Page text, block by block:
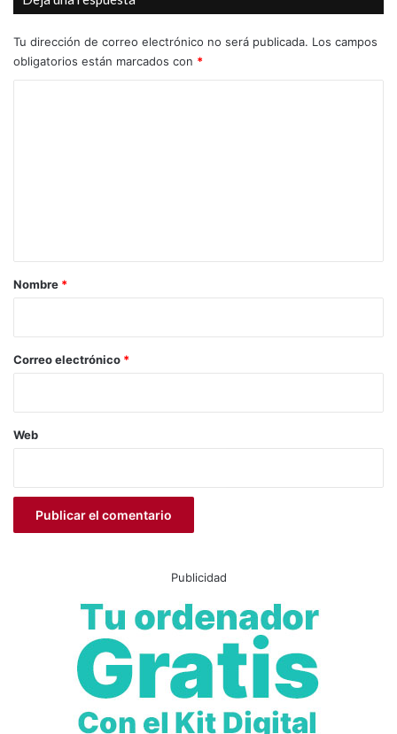
hidráulica histórica
Tu dirección de correo electrónico no será publicada. Los campos
obligatorios están marcados con *
r
*
Nombre *
Correo electrónico *
Web
Publicidad